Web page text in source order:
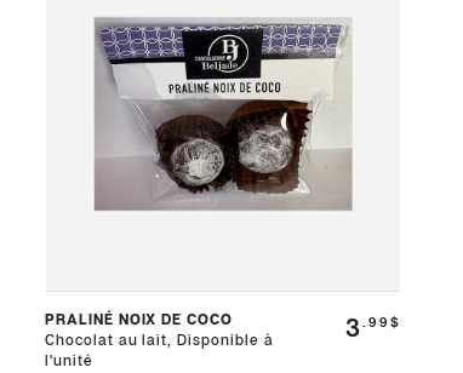
PRALINÉ NOIX DE COCO
Chocolat au lait, Disponible à
l'unité
3 .99$